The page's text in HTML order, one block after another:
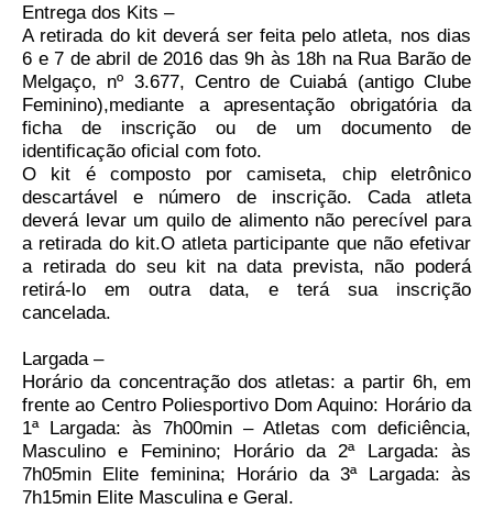
Entrega dos Kits –
A retirada do kit deverá ser feita pelo atleta, nos dias
6 e 7 de abril de 2016 das 9h às 18h na Rua Barão de
Melgaço, nº 3.677, Centro de Cuiabá (antigo Clube
Feminino),mediante a apresentação obrigatória da
ficha de inscrição ou de um documento de
identificação oficial com foto.
O kit é composto por camiseta, chip eletrônico
descartável e número de inscrição. Cada atleta
deverá levar um quilo de alimento não perecível para
a retirada do kit.O atleta participante que não efetivar
a retirada do seu kit na data prevista, não poderá
retirá-lo em outra data, e terá sua inscrição
cancelada.
Largada –
Horário da concentração dos atletas: a partir 6h, em
frente ao Centro Poliesportivo Dom Aquino: Horário da
1ª Largada: às 7h00min – Atletas com deficiência,
Masculino e Feminino; Horário da 2ª Largada: às
7h05min Elite feminina; Horário da 3ª Largada: às
7h15min Elite Masculina e Geral.